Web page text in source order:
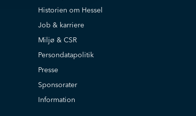
Historien om Hessel
Job & karriere
Miljø & CSR
Persondatapolitik
Presse
Sponsorater
Information